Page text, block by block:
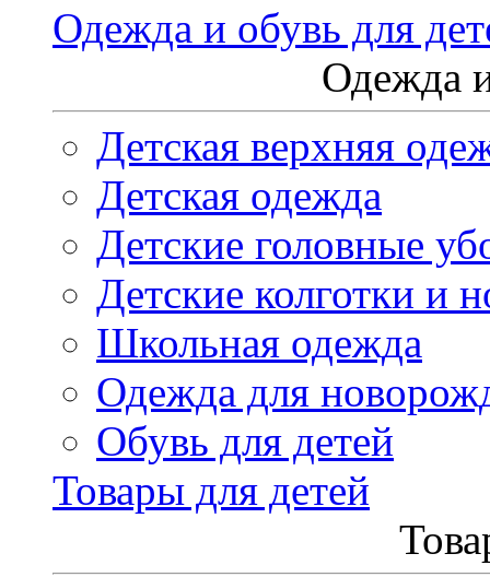
Одежда и обувь для
Одежда
Детская верхняя
Детская одежда
Детские головные
Детские колготки и
Школьная одежда
Одежда для
Обувь для детей
Товары для детей